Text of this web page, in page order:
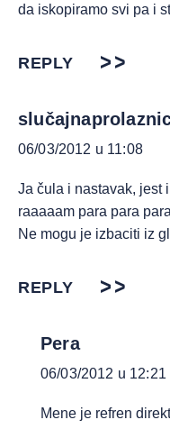
da iskopiramo svi pa i
REPLY
06/03/2012 u 11:08
Ja čula i nastavak, jest
raaaaam para para
Ne mogu je izbaciti iz
REPLY
Pera
06/03/2012 u 12:21
Mene je refren